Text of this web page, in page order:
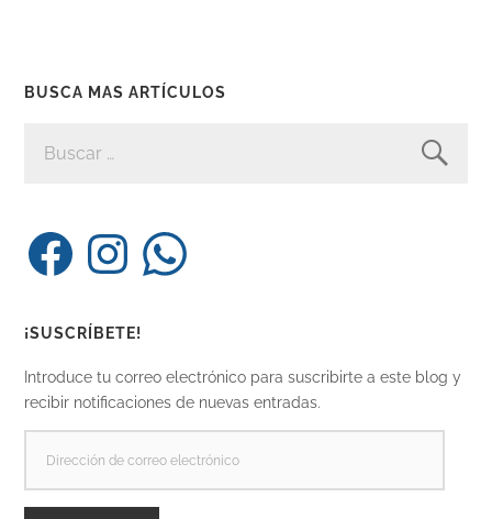
BUSCA MAS ARTÍCULOS
FacebookInstagramWhatsApp
¡SUSCRÍBETE!
Introduce tu correo electrónico para suscribirte a este blog y
recibir notificaciones de nuevas entradas.
CORREO